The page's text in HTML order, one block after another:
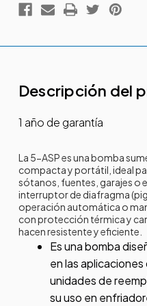
Descripción del
1 año de garantía
La 5-ASP es una bomba
compacta y portátil, ideal
sótanos, fuentes, garajes o
interruptor de diafragma
operación automática o
con protección térmica y
hacen resistente y eficiente.
Es una bomba
en las
unidades de
su uso en